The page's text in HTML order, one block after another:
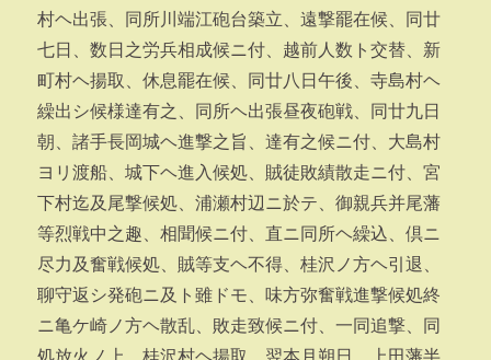
村ヘ出張、同所川端江砲台築立、遠撃罷在候、同廿
七日、数日之労兵相成候ニ付、越前人数ト交替、新
町村ヘ揚取、休息罷在候、同廿八日午後、寺島村ヘ
繰出シ候様達有之、同所ヘ出張昼夜砲戦、同廿九日
朝、諸手長岡城ヘ進撃之旨、達有之候ニ付、大島村
ヨリ渡船、城下ヘ進入候処、賊徒敗績散走ニ付、宮
下村迄及尾撃候処、浦瀬村辺ニ於テ、御親兵并尾藩
等烈戦中之趣、相聞候ニ付、直ニ同所ヘ繰込、倶ニ
尽力及奮戦候処、賊等支ヘ不得、桂沢ノ方ヘ引退、
聊守返シ発砲ニ及ト雖ドモ、味方弥奮戦進撃候処終
ニ亀ケ崎ノ方ヘ散乱、敗走致候ニ付、一同追撃、同
処放火ノ上、桂沢村ヘ揚取、翌本月朔日、上田藩半